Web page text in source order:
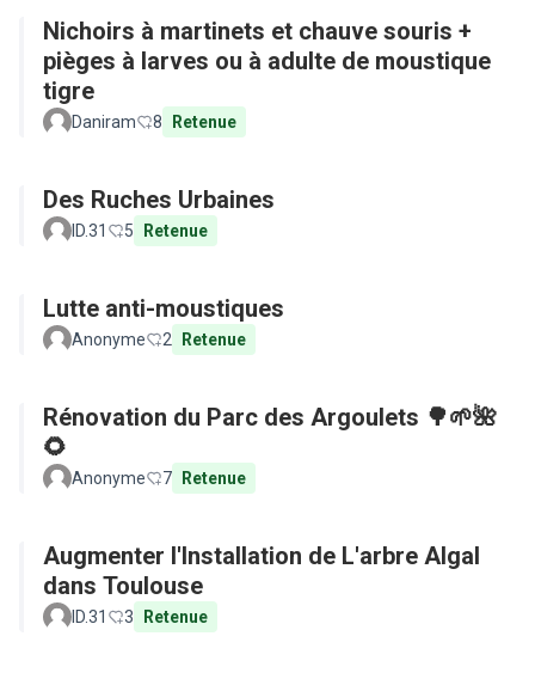
Nichoirs à martinets et chauve souris +
pièges à larves ou à adulte de moustique
tigre
Daniram 8 Retenue
Des Ruches Urbaines
ID.31 5 Retenue
Lutte anti-moustiques
Anonyme 2 Retenue
Rénovation du Parc des Argoulets 🌳🌱🌺
🌻
Anonyme 7 Retenue
Augmenter l'Installation de L'arbre Algal
dans Toulouse
ID.31 3 Retenue